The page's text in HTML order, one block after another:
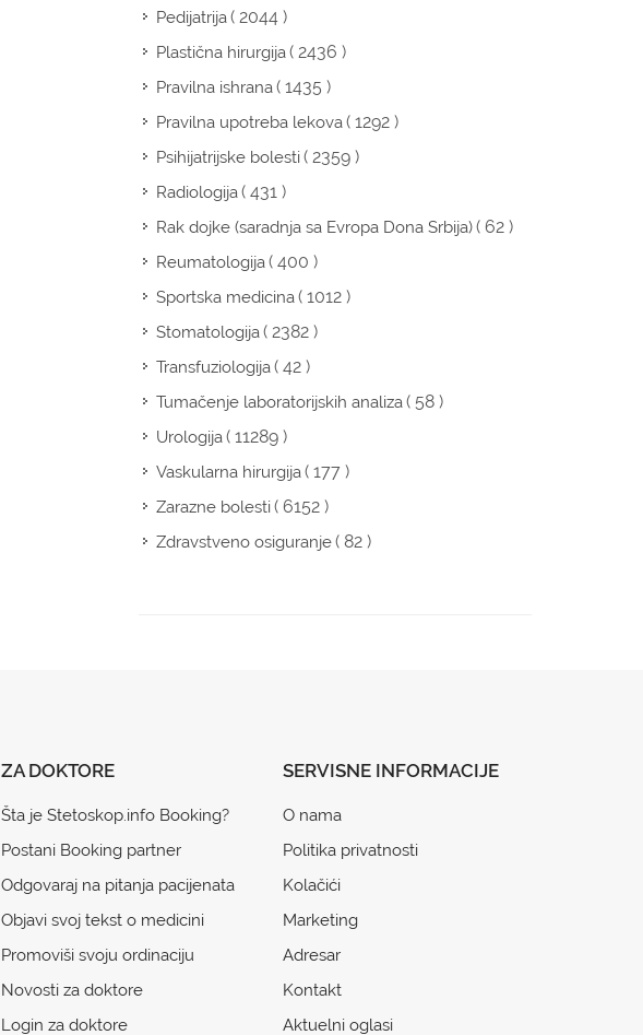
Pedijatrija( 2044 )
Plastična hirurgija( 2436 )
Pravilna ishrana( 1435 )
Pravilna upotreba lekova( 1292 )
Psihijatrijske bolesti( 2359 )
Radiologija( 431 )
Rak dojke (saradnja sa Evropa Dona Srbija)( 62 )
Reumatologija( 400 )
Sportska medicina( 1012 )
Stomatologija( 2382 )
Transfuziologija( 42 )
Tumačenje laboratorijskih analiza( 58 )
Urologija( 11289 )
Vaskularna hirurgija( 177 )
Zarazne bolesti( 6152 )
Zdravstveno osiguranje( 82 )
ZA DOKTORE
Šta je Stetoskop.info Booking?
Postani Booking partner
Odgovaraj na pitanja pacijenata
Objavi svoj tekst o medicini
Promoviši svoju ordinaciju
Novosti za doktore
Login za doktore
SERVISNE INFORMACIJE
O nama
Politika privatnosti
Kolačići
Marketing
Adresar
Kontakt
Aktuelni oglasi